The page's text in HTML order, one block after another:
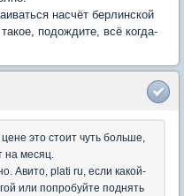
насчёт берлинской
подождите, всё когда-
это стоит чуть больше,
на месяц.
Авито, plati ru, если какой-
или попробуйте поднять